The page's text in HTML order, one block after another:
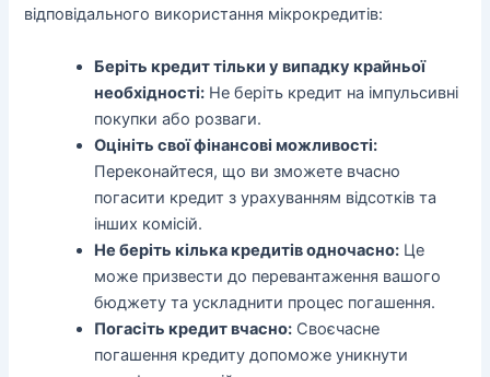
відповідального використання мікрокредитів:
Беріть кредит тільки у випадку крайньої
необхідності: Не беріть кредит на імпульсивні
покупки або розваги.
Оцініть свої фінансові можливості:
Переконайтеся, що ви зможете вчасно
погасити кредит з урахуванням відсотків та
інших комісій.
Не беріть кілька кредитів одночасно: Це
може призвести до перевантаження вашого
бюджету та ускладнити процес погашення.
Погасіть кредит вчасно: Своєчасне
погашення кредиту допоможе уникнути